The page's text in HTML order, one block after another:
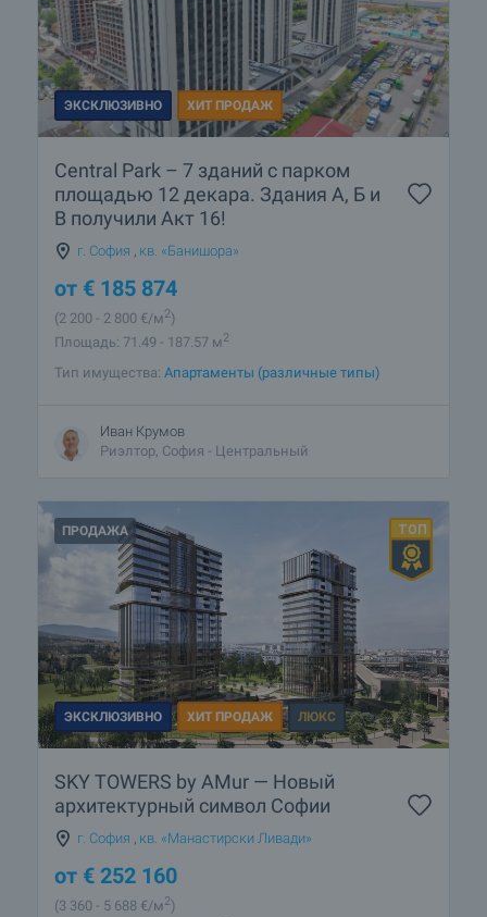
ЭКСКЛЮЗИВНО ХИТ ПРОДАЖ
Central Park – 7 зданий с парком
площадью 12 декара. Здания А, Б и
В получили Акт 16!
г. София кв. «Банишора»
от € 185 874
(2 200 - 2 800 €/м2)
Площадь: 71.49 - 187.57 м2
Тип имущества: Апартаменты (различные типы)
Иван Крумов
Риэлтор, София - Центральный
ПРОДАЖА
ЭКСКЛЮЗИВНО ХИТ ПРОДАЖ ЛЮКС
SKY TOWERS by AMur — Новый
архитектурный символ Софии
г. София кв. «Манастирски Ливади»
от € 252 160
(3 360 - 5 688 €/м2)